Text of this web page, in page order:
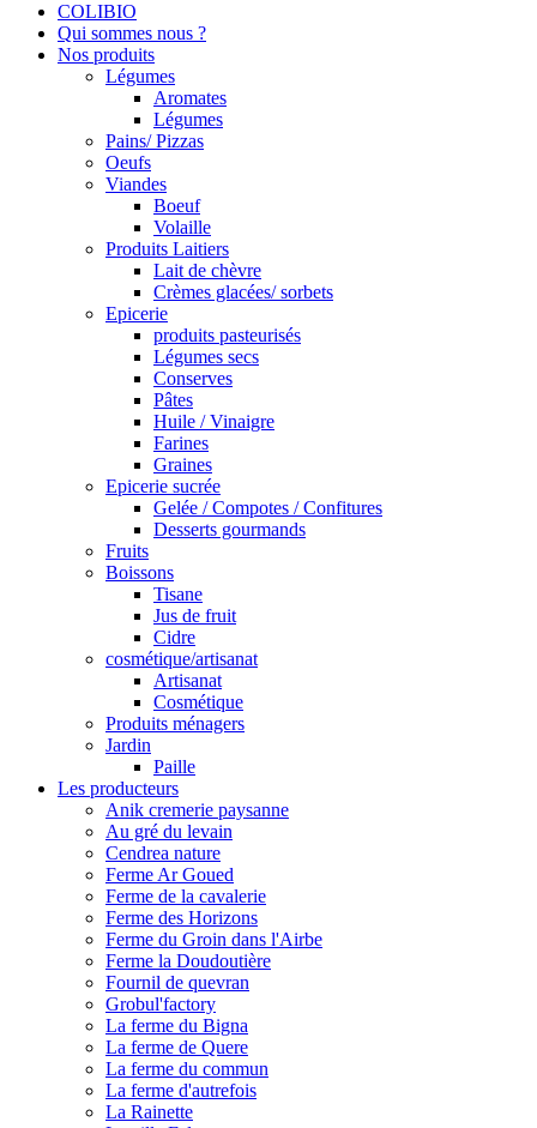
COLIBIO
Qui sommes nous ?
Nos produits
Légumes
Aromates
Légumes
Pains/ Pizzas
Oeufs
Viandes
Boeuf
Volaille
Produits Laitiers
Lait de chèvre
Crèmes glacées/ sorbets
Epicerie
produits pasteurisés
Légumes secs
Conserves
Pâtes
Huile / Vinaigre
Farines
Graines
Epicerie sucrée
Gelée / Compotes / Confitures
Desserts gourmands
Fruits
Boissons
Tisane
Jus de fruit
Cidre
cosmétique/artisanat
Artisanat
Cosmétique
Produits ménagers
Jardin
Paille
Les producteurs
Anik cremerie paysanne
Au gré du levain
Cendrea nature
Ferme Ar Goued
Ferme de la cavalerie
Ferme des Horizons
Ferme du Groin dans l'Airbe
Ferme la Doudoutière
Fournil de quevran
Grobul'factory
La ferme du Bigna
La ferme de Quere
La ferme du commun
La ferme d'autrefois
La Rainette